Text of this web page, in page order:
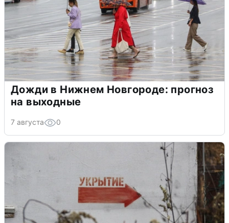
Дожди в Нижнем Новгороде: прогноз
на выходные
7 августа 0